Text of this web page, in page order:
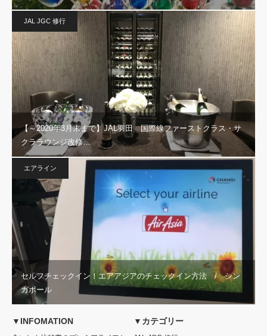
JAL JGC 修行
【～2020年3月末まで】JAL羽田 国際線ファーストクラス・サ
クララウンジ改修…
エアライン
セルフチェックイン！エアアジアのチェックイン方法 / シン
ガポール
▼INFOMATION ▼カテゴリー